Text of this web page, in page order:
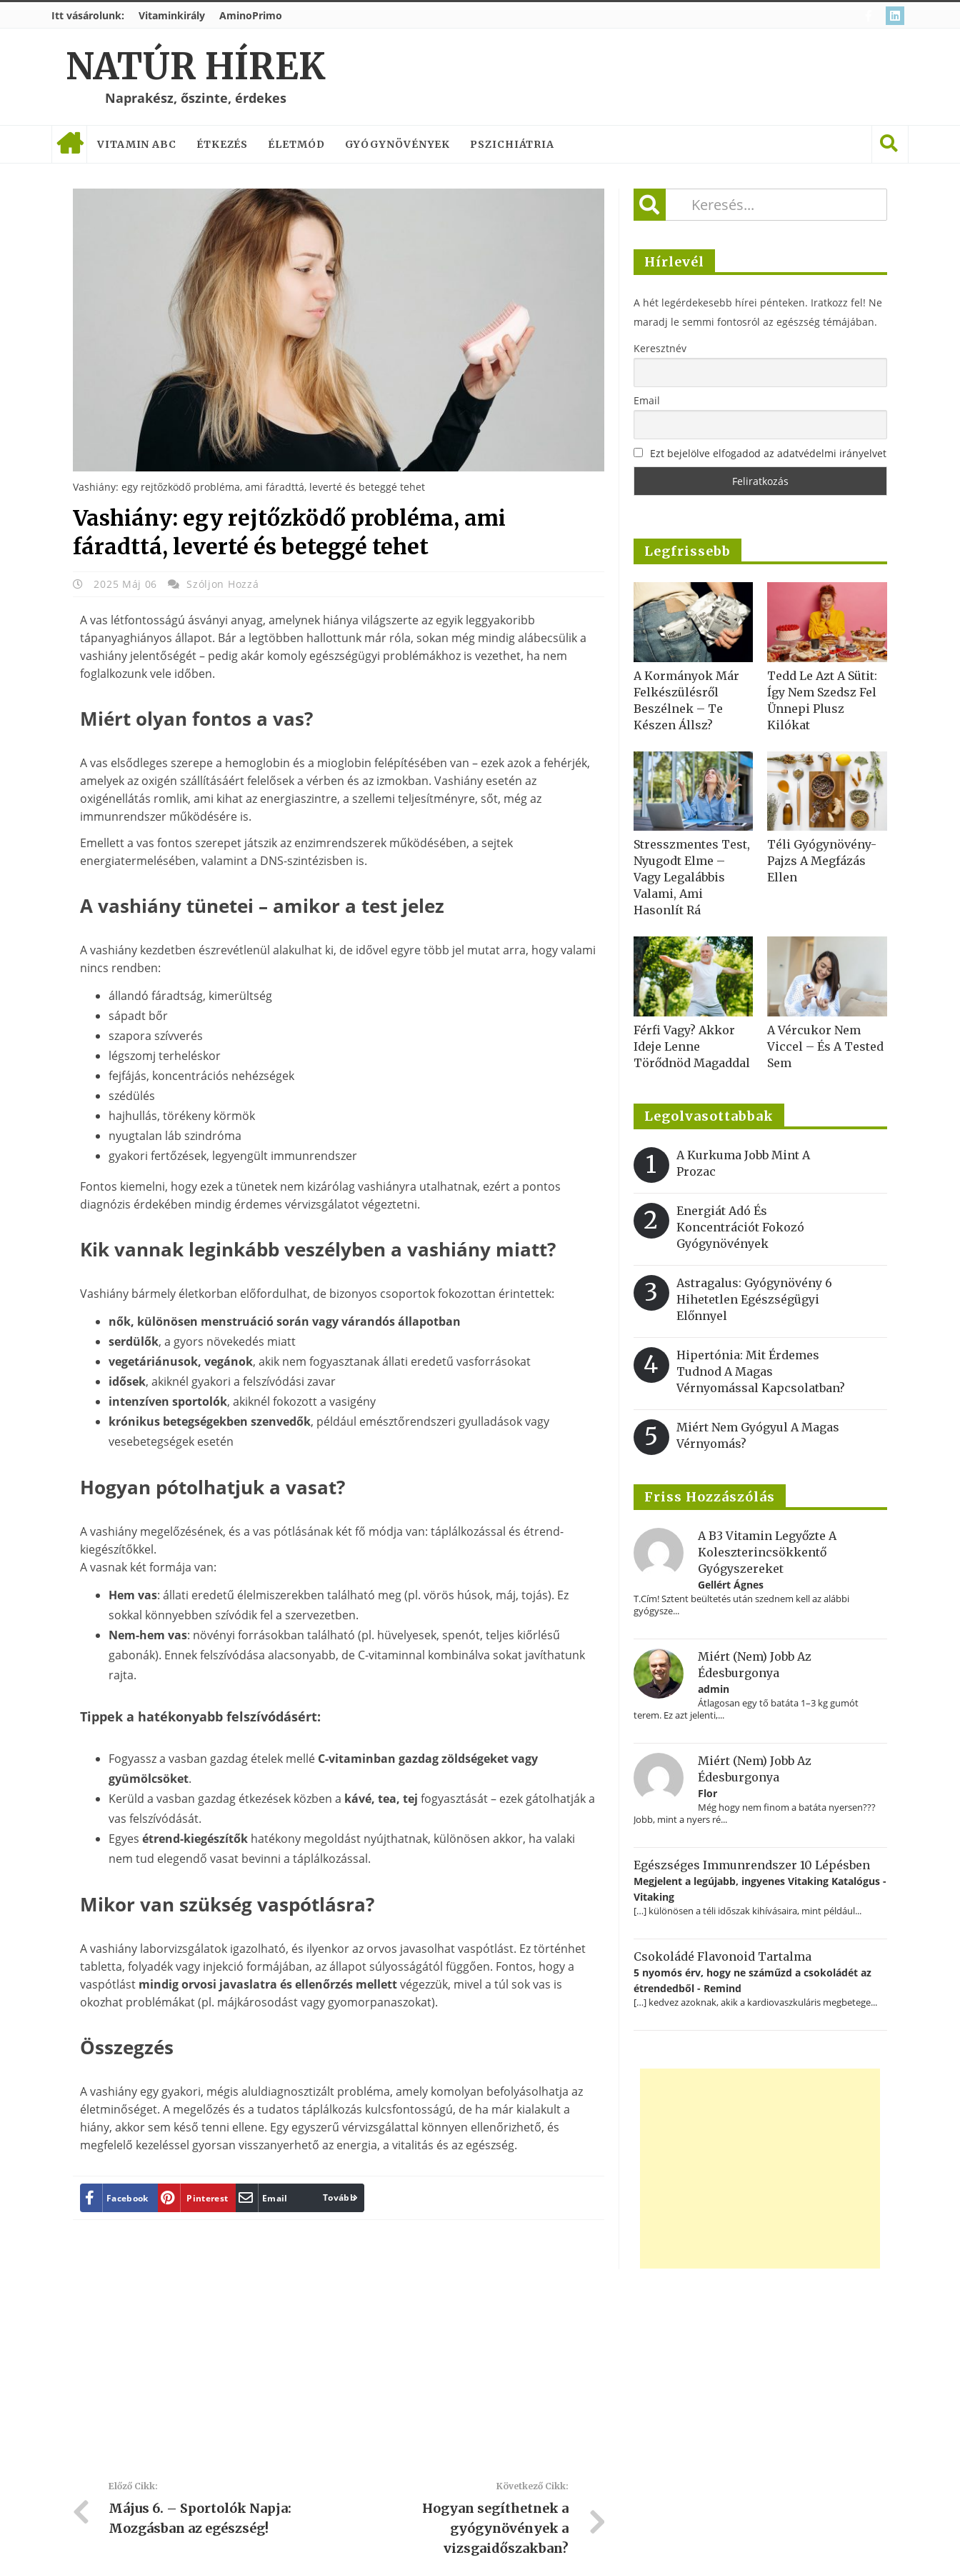
Itt vásárolunk: Vitaminkirály AminoPrimo
NATÚR HÍREK
Naprakész, őszinte, érdekes
VITAMIN ABC ÉTKEZÉS ÉLETMÓD GYÓGYNÖVÉNYEK PSZICHIÁTRIA
Vashiány: egy rejtőzködő probléma, ami fáradttá, leverté és beteggé tehet
Vashiány: egy rejtőzködő probléma, ami
fáradttá, leverté és beteggé tehet
2025 Máj 06 Szóljon Hozzá
A vas létfontosságú ásványi anyag, amelynek hiánya világszerte az egyik leggyakoribb
tápanyaghiányos állapot. Bár a legtöbben hallottunk már róla, sokan még mindig alábecsülik a
vashiány jelentőségét – pedig akár komoly egészségügyi problémákhoz is vezethet, ha nem
foglalkozunk vele időben.
Miért olyan fontos a vas?
A vas elsődleges szerepe a hemoglobin és a mioglobin felépítésében van – ezek azok a fehérjék,
amelyek az oxigén szállításáért felelősek a vérben és az izmokban. Vashiány esetén az
oxigénellátás romlik, ami kihat az energiaszintre, a szellemi teljesítményre, sőt, még az
immunrendszer működésére is.
Emellett a vas fontos szerepet játszik az enzimrendszerek működésében, a sejtek
energiatermelésében, valamint a DNS-szintézisben is.
A vashiány tünetei – amikor a test jelez
A vashiány kezdetben észrevétlenül alakulhat ki, de idővel egyre több jel mutat arra, hogy valami
nincs rendben:
állandó fáradtság, kimerültség
sápadt bőr
szapora szívverés
légszomj terheléskor
fejfájás, koncentrációs nehézségek
szédülés
hajhullás, törékeny körmök
nyugtalan láb szindróma
gyakori fertőzések, legyengült immunrendszer
Fontos kiemelni, hogy ezek a tünetek nem kizárólag vashiányra utalhatnak, ezért a pontos
diagnózis érdekében mindig érdemes vérvizsgálatot végeztetni.
Kik vannak leginkább veszélyben a vashiány miatt?
Vashiány bármely életkorban előfordulhat, de bizonyos csoportok fokozottan érintettek:
nők, különösen menstruáció során vagy várandós állapotban
serdülők, a gyors növekedés miatt
vegetáriánusok, vegánok, akik nem fogyasztanak állati eredetű vasforrásokat
idősek, akiknél gyakori a felszívódási zavar
intenzíven sportolók, akiknél fokozott a vasigény
krónikus betegségekben szenvedők, például emésztőrendszeri gyulladások vagy
vesebetegségek esetén
Hogyan pótolhatjuk a vasat?
A vashiány megelőzésének, és a vas pótlásának két fő módja van: táplálkozással és étrend-
kiegészítőkkel.
A vasnak két formája van:
Hem vas: állati eredetű élelmiszerekben található meg (pl. vörös húsok, máj, tojás). Ez
sokkal könnyebben szívódik fel a szervezetben.
Nem-hem vas: növényi forrásokban található (pl. hüvelyesek, spenót, teljes kiőrlésű
gabonák). Ennek felszívódása alacsonyabb, de C-vitaminnal kombinálva sokat javíthatunk
rajta.
Tippek a hatékonyabb felszívódásért:
Fogyassz a vasban gazdag ételek mellé C-vitaminban gazdag zöldségeket vagy
gyümölcsöket.
Kerüld a vasban gazdag étkezések közben a kávé, tea, tej fogyasztását – ezek gátolhatják a
vas felszívódását.
Egyes étrend-kiegészítők hatékony megoldást nyújthatnak, különösen akkor, ha valaki
nem tud elegendő vasat bevinni a táplálkozással.
Mikor van szükség vaspótlásra?
A vashiány laborvizsgálatok igazolható, és ilyenkor az orvos javasolhat vaspótlást. Ez történhet
tabletta, folyadék vagy injekció formájában, az állapot súlyosságától függően. Fontos, hogy a
vaspótlást mindig orvosi javaslatra és ellenőrzés mellettvégezzük, mivel a túl sok vas is
okozhat problémákat (pl. májkárosodást vagy gyomorpanaszokat).
Összegzés
A vashiány egy gyakori, mégis aluldiagnosztizált probléma, amely komolyan befolyásolhatja az
életminőséget. A megelőzés és a tudatos táplálkozás kulcsfontosságú, de ha már kialakult a
hiány, akkor sem késő tenni ellene. Egy egyszerű vérvizsgálattal könnyen ellenőrizhető, és
megfelelő kezeléssel gyorsan visszanyerhető az energia, a vitalitás és az egészség.
Facebook Pinterest Email Print
Tovább
Előző Cikk:
Május 6. – Sportolók Napja:
Mozgásban az egészség!
Következő Cikk:
Hogyan segíthetnek a
gyógynövények a
vizsgaidőszakban?
Hírlevél
A hét legérdekesebb hírei pénteken. Iratkozz fel! Ne
maradj le semmi fontosról az egészség témájában.
Keresztnév
Email
Ezt bejelölve elfogadod az adatvédelmi irányelvet
Legfrissebb
A Kormányok Már
Felkészülésről
Beszélnek – Te
Készen Állsz?
Tedd Le Azt A Sütit:
Így Nem Szedsz Fel
Ünnepi Plusz
Kilókat
Stresszmentes Test,
Nyugodt Elme –
Vagy Legalábbis
Valami, Ami
Hasonlít Rá
Téli Gyógynövény-
Pajzs A Megfázás
Ellen
Férfi Vagy? Akkor
Ideje Lenne
Törődnöd Magaddal
A Vércukor Nem
Viccel – És A Tested
Sem
Legolvasottabbak
1
A Kurkuma Jobb Mint A
Prozac
2
Energiát Adó És
Koncentrációt Fokozó
Gyógynövények
3
Astragalus: Gyógynövény 6
Hihetetlen Egészségügyi
Előnnyel
4
Hipertónia: Mit Érdemes
Tudnod A Magas
Vérnyomással Kapcsolatban?
5
Miért Nem Gyógyul A Magas
Vérnyomás?
Friss Hozzászólás
A B3 Vitamin Legyőzte A
Koleszterincsökkentő
Gyógyszereket
Gellért Ágnes
T.Cím! Sztent beültetés után szednem kell az alábbi
gyógysze...
Miért (nem) Jobb Az
Édesburgonya
admin
Átlagosan egy tő batáta 1–3 kg gumót
terem. Ez azt jelenti,...
Miért (nem) Jobb Az
Édesburgonya
Flor
Még hogy nem finom a batáta nyersen???
Jobb, mint a nyers ré...
Egészséges Immunrendszer 10 Lépésben
Megjelent a legújabb, ingyenes Vitaking Katalógus -
Vitaking
[…] különösen a téli időszak kihívásaira, mint például...
Csokoládé Flavonoid Tartalma
5 nyomós érv, hogy ne száműzd a csokoládét az
étrendedből - Remind
[…] kedvez azoknak, akik a kardiovaszkuláris megbetege...